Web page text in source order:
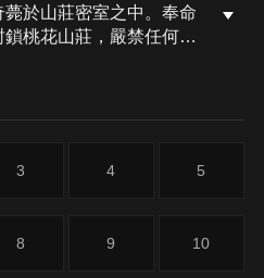
於山莊密室之中。奉命
桃花山莊，嚴禁任何人
裡，寒刀與嫌疑人燕十
3 4 5
8 9 10